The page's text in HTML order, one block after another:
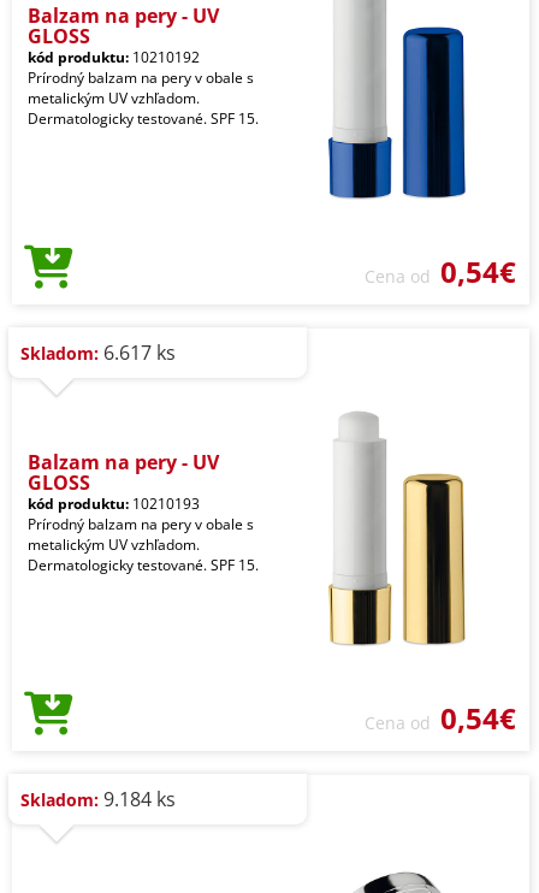
Balzam na pery - UV
GLOSS
kód produktu: 10210192
Prírodný balzam na pery v obale s
metalickým UV vzhľadom.
Dermatologicky testované. SPF 15.
Cena od 0,54€
Skladom: 6.617 ks
Balzam na pery - UV
GLOSS
kód produktu: 10210193
Prírodný balzam na pery v obale s
metalickým UV vzhľadom.
Dermatologicky testované. SPF 15.
Cena od 0,54€
Skladom: 9.184 ks